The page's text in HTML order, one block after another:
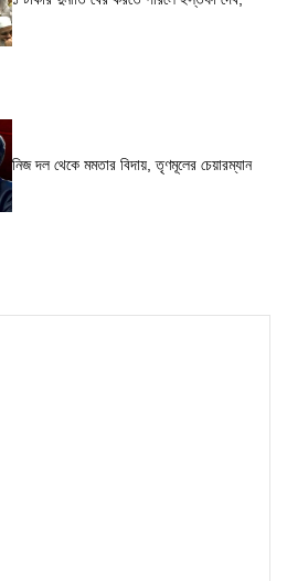
নিজ দল থেকে মমতার বিদায়, তৃণমূলের চেয়ারম্যান